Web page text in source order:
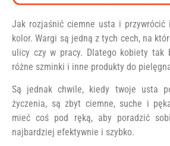
Jak rozjaśnić ciemne usta i
kolor. Wargi są jedną z tych cech, na
ulicy czy w pracy. Dlatego kobiety tak
różne szminki i inne produkty do
Są jednak chwile, kiedy twoje usta
życzenia, są zbyt ciemne, suche i
mieć coś pod ręką, aby poradzić
najbardziej efektywnie i szybko.